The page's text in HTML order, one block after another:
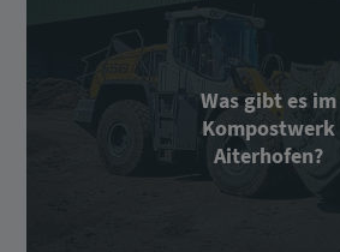
Was gibt es im
Kompostwerk
Aiterhofen?